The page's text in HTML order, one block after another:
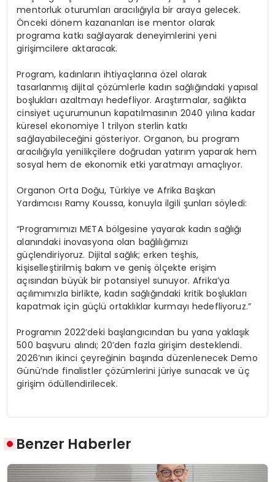
mentorluk oturumları aracılığıyla bir araya gelecek.
Önceki dönem kazananları ise mentor olarak
programa katkı sağlayarak deneyimlerini yeni
girişimcilere aktaracak.
Program, kadınların ihtiyaçlarına özel olarak
tasarlanmış dijital çözümlerle kadın sağlığındaki yapısal
boşlukları azaltmayı hedefliyor. Araştırmalar, sağlıkta
cinsiyet uçurumunun kapatılmasının 2040 yılına kadar
küresel ekonomiye 1 trilyon sterlin katkı
sağlayabileceğini gösteriyor. Organon, bu program
aracılığıyla yenilikçilere doğrudan yatırım yaparak hem
sosyal hem de ekonomik etki yaratmayı amaçlıyor.
Organon Orta Doğu, Türkiye ve Afrika Başkan
Yardımcısı Ramy Koussa, konuyla ilgili şunları söyledi:
“Programımızı META bölgesine yayarak kadın sağlığı
alanındaki inovasyona olan bağlılığımızı
güçlendiriyoruz. Dijital sağlık; erken teşhis,
kişiselleştirilmiş bakım ve geniş ölçekte erişim
açısından büyük bir potansiyel sunuyor. Afrika’ya
açılımımızla birlikte, kadın sağlığındaki kritik boşlukları
kapatmak için güçlü ortaklıklar kurmayı hedefliyoruz.”
Programın 2022’deki başlangıcından bu yana yaklaşık
500 başvuru alındı; 20’den fazla girişim desteklendi.
2026’nın ikinci çeyreğinin başında düzenlenecek Demo
Günü’nde finalistler çözümlerini jüriye sunacak ve üç
girişim ödüllendirilecek.
Benzer Haberler